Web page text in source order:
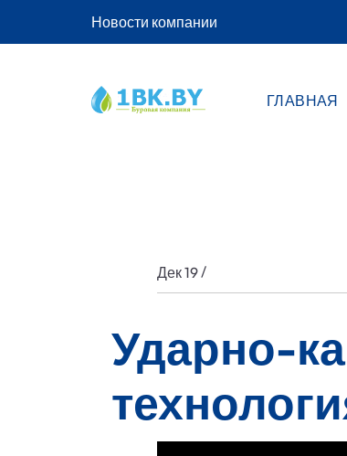
Новости компании
ГЛАВНАЯ
Дек 19/
Ударно-